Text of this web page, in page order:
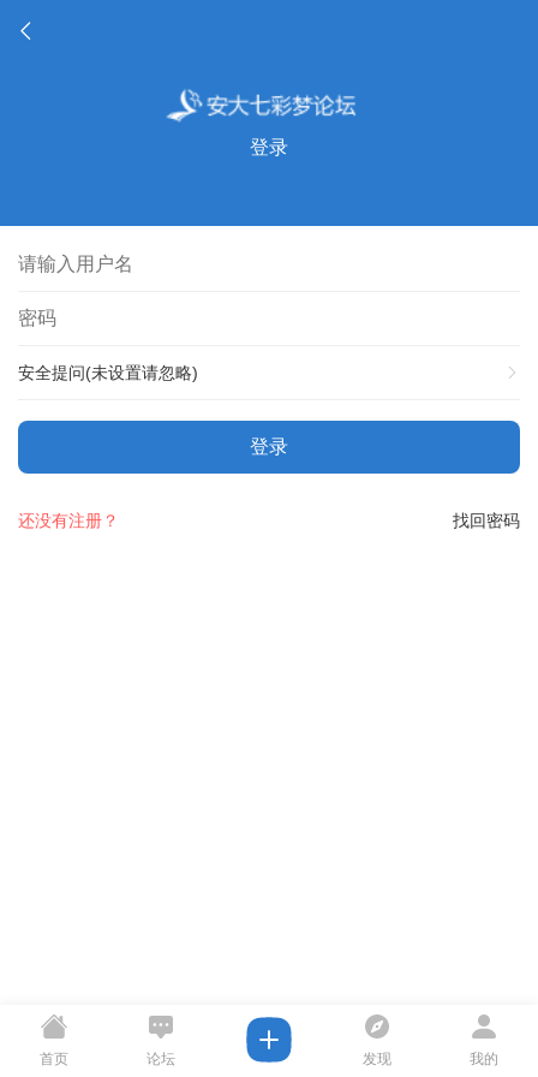
登录
安全提问(未设置请忽略)
登录
找回密码
还没有注册？
首页 论坛 发现 我的